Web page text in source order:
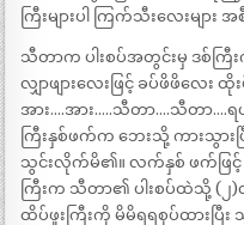
ကြီးများပါ ကြက်သီးလေးမျ
သီတာက ပါးစပ်အတွင်းမှ ဒစ်ကြီ
လျှာဖျားလေးဖြင့် ခပ်ဖိဖိလေး
အား….အား…..သီတာ….သီတာ….ရ
ကြီးနှစ်ဖက်က ဘေးသို့ ကားသွာ
သွင်းလိုက်မိ၏။ လက်နှစ် ဖက်ဖြင့်
ကြီးက သီတာ၏ ပါးစပ်ထဲသို့ (
ထိပ်ဖူးကြီးကို မိမိရရစုပ်ထားပြီ